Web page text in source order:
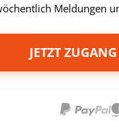
Meldungen
JETZT